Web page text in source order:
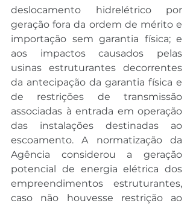
deslocamento hidrelétrico por
geração fora da ordem de mérito e
importação sem garantia física; e
aos impactos causados pelas
usinas estruturantes decorrentes
da antecipação da garantia física e
de restrições de transmissão
associadas à entrada em operação
das instalações destinadas ao
escoamento. A normatização da
Agência considerou a geração
potencial de energia elétrica dos
empreendimentos estruturantes,
caso não houvesse restrição ao